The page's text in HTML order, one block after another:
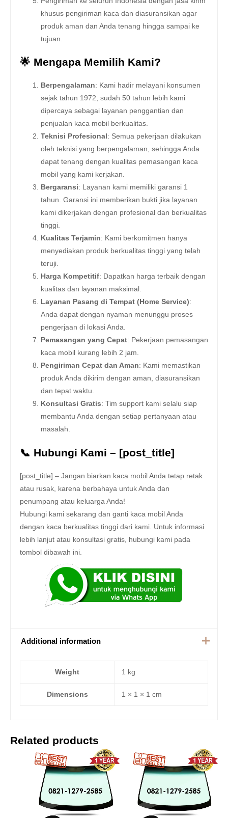
khusus pengiriman kaca dan diasuransikan agar
produk aman dan Anda tenang hingga sampai ke
tujuan.
🌟 Mengapa Memilih Kami?
Berpengalaman: Kami hadir melayani konsumen
sejak tahun 1972, sudah 50 tahun lebih kami
dipercaya sebagai layanan penggantian dan
penjualan kaca mobil berkualitas.
Teknisi Profesional : Semua pekerjaan dilakukan
oleh teknisi yang berpengalaman, sehingga Anda
dapat tenang dengan kualitas pemasangan kaca
mobil yang kami kerjakan.
Bergaransi: Layanan kami memiliki garansi 1
tahun. Garansi ini memberikan bukti jika layanan
kami dikerjakan dengan profesional dan berkualitas
tinggi.
Kualitas Terjamin: Kami berkomitmen hanya
menyediakan produk berkualitas tinggi yang telah
teruji.
Harga Kompetitif: Dapatkan harga terbaik dengan
kualitas dan layanan maksimal.
Layanan Pasang di Tempat (Home Service):
Anda dapat dengan nyaman menunggu proses
pengerjaan di lokasi Anda.
Pemasangan yang Cepat: Pekerjaan pemasangan
kaca mobil kurang lebih 2 jam.
Pengiriman Cepat dan Aman: Kami memastikan
produk Anda dikirim dengan aman, diasuransikan
dan tepat waktu.
Konsultasi Gratis: Tim support kami selalu siap
membantu Anda dengan setiap pertanyaan atau
masalah.
📞 Hubungi Kami – [post_title]
[post_title] – Jangan biarkan kaca mobil Anda tetap retak
atau rusak, karena berbahaya untuk Anda dan
penumpang atau keluarga Anda!
Hubungi kami sekarang dan ganti kaca mobil Anda
dengan kaca berkualitas tinggi dari kami. Untuk informasi
lebih lanjut atau konsultasi gratis, hubungi kami pada
tombol dibawah ini.
Additional information
Weight 1 kg
Dimensions 1 × 1 × 1 cm
Related products